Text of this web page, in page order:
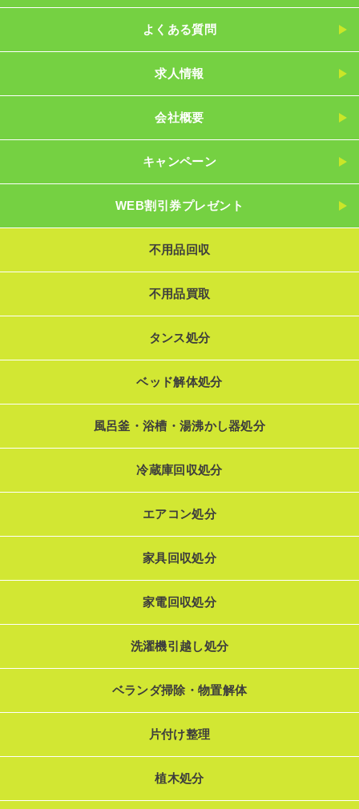
よくある質問
求人情報
会社概要
キャンペーン
WEB割引券プレゼント
不用品回収
不用品買取
タンス処分
ベッド解体処分
風呂釜・浴槽・湯沸かし器処分
冷蔵庫回収処分
エアコン処分
家具回収処分
家電回収処分
洗濯機引越し処分
ベランダ掃除・物置解体
片付け整理
植木処分